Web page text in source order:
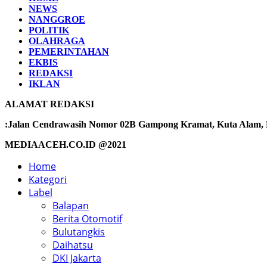
NEWS
NANGGROE
POLITIK
OLAHRAGA
PEMERINTAHAN
EKBIS
REDAKSI
IKLAN
ALAMAT REDAKSI
:Jalan Cendrawasih Nomor 02B Gampong Kramat, Kuta Alam,
MEDIAACEH.CO.ID @2021
Home
Kategori
Label
Balapan
Berita Otomotif
Bulutangkis
Daihatsu
DKI Jakarta